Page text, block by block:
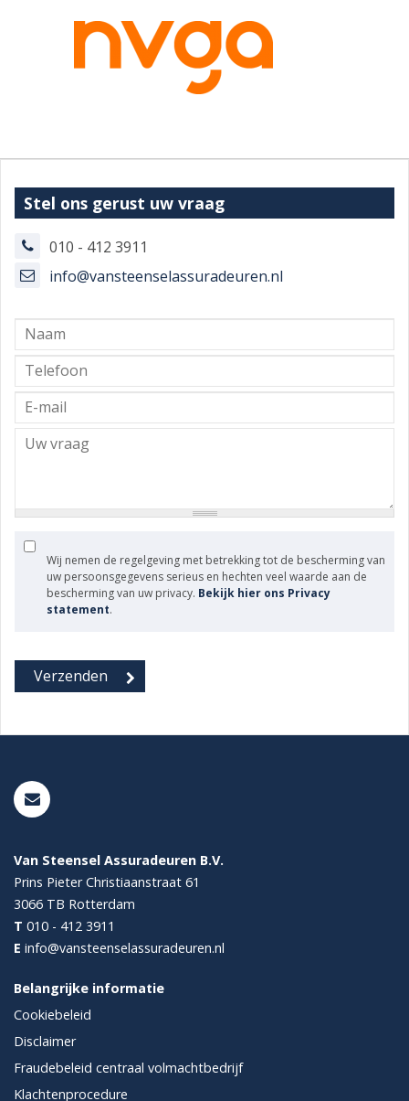
Stel ons gerust uw vraag
010 - 412 3911
info@vansteenselassuradeuren.nl
Wij nemen de regelgeving met betrekking tot de bescherming van
uw persoonsgegevens serieus en hechten veel waarde aan de
bescherming van uw privacy. Bekijk hier ons Privacy
statement.
Van Steensel Assuradeuren B.V.
Prins Pieter Christiaanstraat 61
3066 TB Rotterdam
T 010 - 412 3911
E info@vansteenselassuradeuren.nl
Belangrijke informatie
Cookiebeleid
Disclaimer
Fraudebeleid centraal volmachtbedrijf
Klachtenprocedure